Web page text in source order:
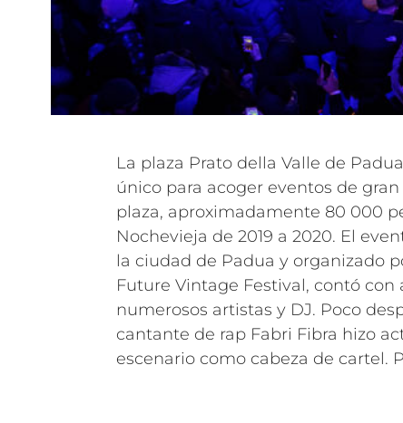
La plaza Prato della Valle de
único para acoger eventos de
plaza, aproximadamente 80 000
Nochevieja de 2019 a 2020. El
la ciudad de Padua y organizado
Future Vintage Festival, contó con
numerosos artistas y DJ. Poco
cantante de rap Fabri Fibra hizo
escenario como cabeza de cartel.